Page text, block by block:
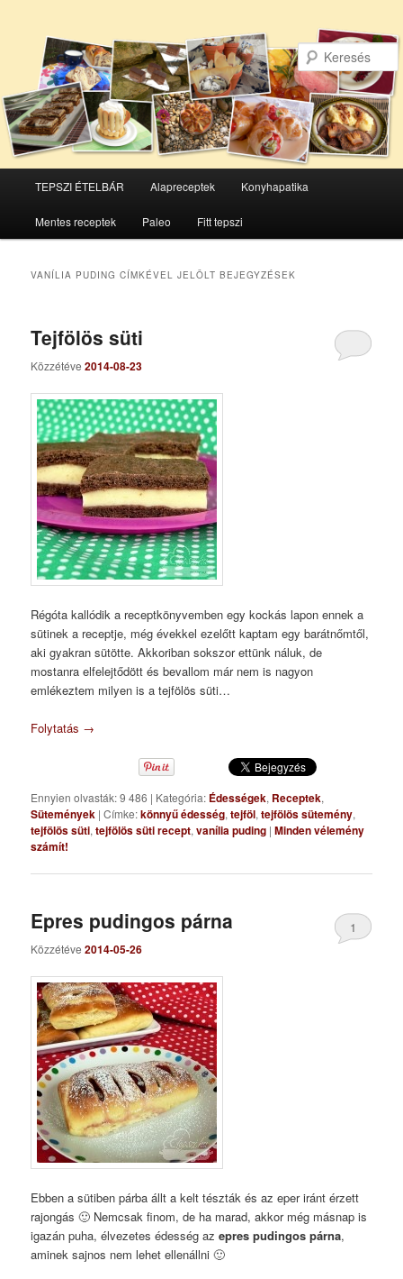
Tovább
az
elsődleges
Tovább
a
másodlagos
TEPSZI ÉTELBÁR Alapreceptek Konyhapatika
Mentes receptek Paleo Fitt tepszi
VANÍLIA PUDING CÍMKÉVEL JELÖLT BEJEGYZÉSEK
Tejfölös süti
Közzétéve2014-08-23
Régóta kallódik a receptkönyvemben egy kockás lapon ennek a
sütinek a receptje, még évekkel ezelőtt kaptam egy barátnőmtől,
aki gyakran sütötte. Akkoriban sokszor ettünk náluk, de
mostanra elfelejtődött és bevallom már nem is nagyon
emlékeztem milyen is a tejfölös süti…
Folytatás →
Ennyien olvasták: 9 486 | Kategória: Édességek, Receptek,
Sütemények |Címke:könnyű édesség,tejföl,tejfölös sütemény,
tejfölös süti,tejfölös süti recept,vanília puding |Minden vélemény
számít!
Epres pudingos párna
Közzétéve2014-05-26
1
Ebben a sütiben párba állt a kelt tészták és az eper iránt érzett
rajongás 🙂 Nemcsak finom, de ha marad, akkor még másnap is
igazán puha, élvezetes édesség azepres pudingos párna,
aminek sajnos nem lehet ellenállni 🙂